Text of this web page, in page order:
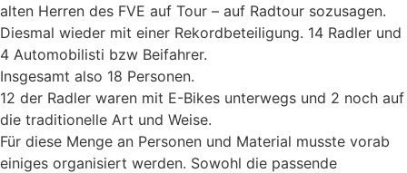
alten Herren des FVE auf Tour – auf Radtour sozusagen.
Diesmal wieder mit einer Rekordbeteiligung. 14 Radler und
4 Automobilisti bzw Beifahrer.
Insgesamt also 18 Personen.
12 der Radler waren mit E-Bikes unterwegs und 2 noch auf
die traditionelle Art und Weise.
Für diese Menge an Personen und Material musste vorab
einiges organisiert werden. Sowohl die passende